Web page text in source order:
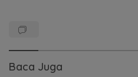
Baca Juga